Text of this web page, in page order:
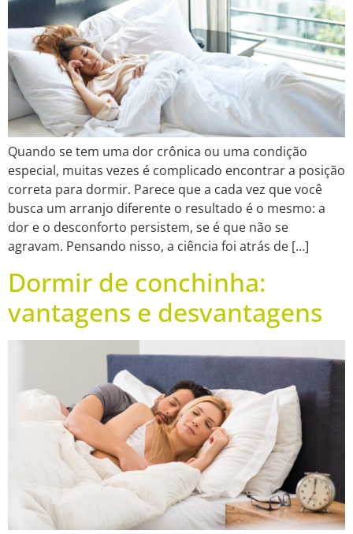
Quando se tem uma dor crônica ou uma condição
especial, muitas vezes é complicado encontrar a posição
correta para dormir. Parece que a cada vez que você
busca um arranjo diferente o resultado é o mesmo: a
dor e o desconforto persistem, se é que não se
agravam. Pensando nisso, a ciência foi atrás de […]
Dormir de conchinha:
vantagens e desvantagens